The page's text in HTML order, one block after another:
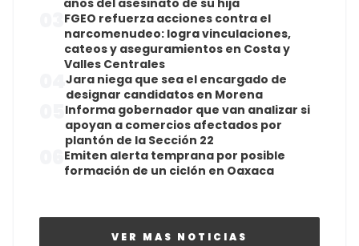
años del asesinato de su hija
FGEO refuerza acciones contra el
narcomenudeo: logra vinculaciones,
cateos y aseguramientos en Costa y
Valles Centrales
Jara niega que sea el encargado de
designar candidatos en Morena
Informa gobernador que van analizar si
apoyan a comercios afectados por
plantón de la Sección 22
Emiten alerta temprana por posible
formación de un ciclón en Oaxaca
VER MAS NOTICIAS